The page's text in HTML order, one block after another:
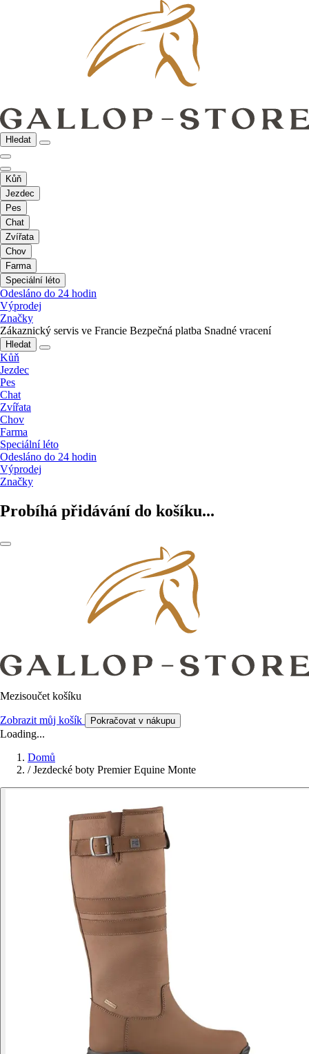
Hledat
Kůň
Jezdec
Pes
Chat
Zvířata
Chov
Farma
Speciální léto
Odesláno do 24 hodin
Výprodej
Značky
Zákaznický servis ve Francie Bezpečná platba Snadné vracení
Hledat
Kůň
Jezdec
Pes
Chat
Zvířata
Chov
Farma
Speciální léto
Odesláno do 24 hodin
Výprodej
Značky
Probíhá přidávání do košíku...
Mezisoučet košíku
Zobrazit můj košík Pokračovat v nákupu
Loading...
Domů
/ Jezdecké boty Premier Equine Monte